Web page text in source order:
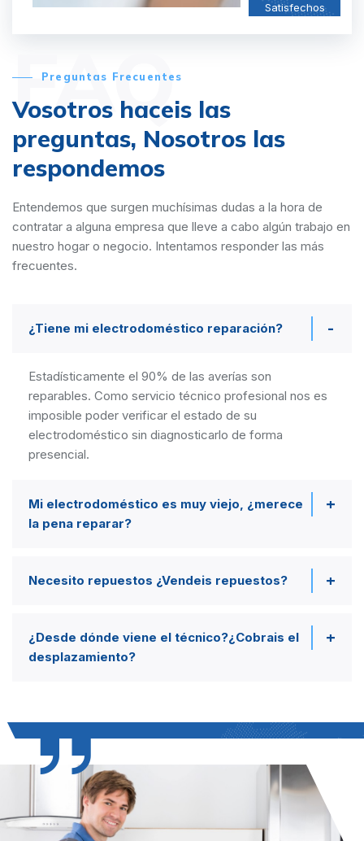
Satisfechos
FAQ
Preguntas Frecuentes
Vosotros haceis las
preguntas, Nosotros las
respondemos
Entendemos que surgen muchísimas dudas a la hora de
contratar a alguna empresa que lleve a cabo algún trabajo en
nuestro hogar o negocio. Intentamos responder las más
frecuentes.
¿Tiene mi electrodoméstico reparación?
Estadísticamente el 90% de las averías son
reparables. Como servicio técnico profesional nos es
imposible poder verificar el estado de su
electrodoméstico sin diagnosticarlo de forma
presencial.
Mi electrodoméstico es muy viejo, ¿merece
la pena reparar?
Necesito repuestos ¿Vendeis repuestos?
¿Desde dónde viene el técnico?¿Cobrais el
desplazamiento?